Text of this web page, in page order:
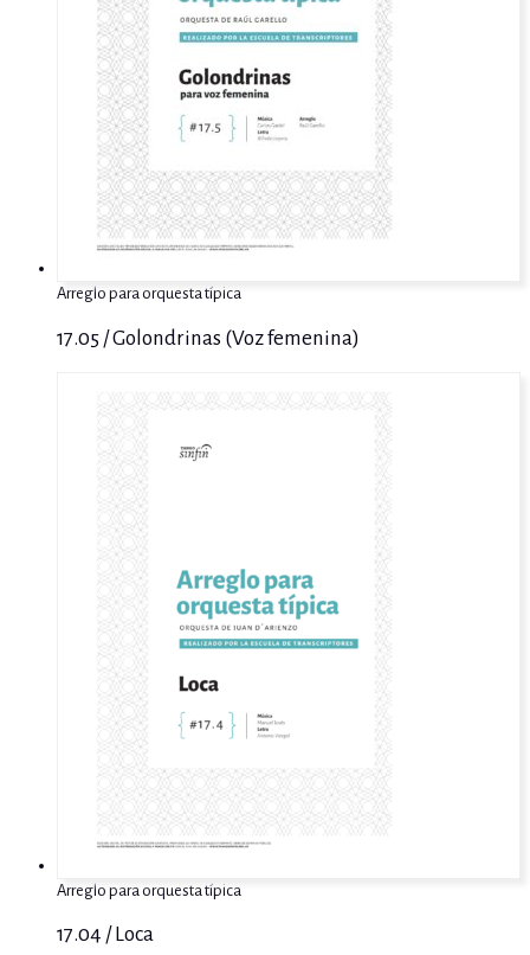
Arreglo para orquesta típica
17.05 / Golondrinas (Voz femenina)
Arreglo para orquesta típica
17.04 / Loca